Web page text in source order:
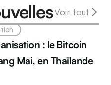
Voir tout
: le Bitcoin
Mai, en Thaïlande